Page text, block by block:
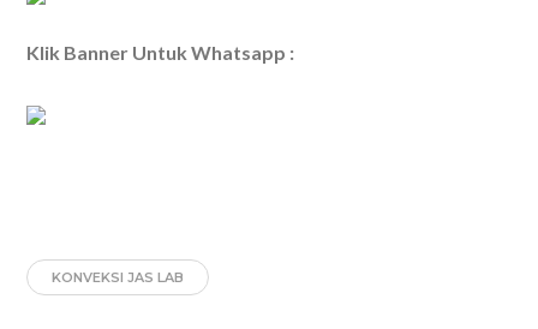
Klik Banner Untuk Whatsapp :
KONVEKSI JAS LAB